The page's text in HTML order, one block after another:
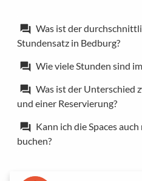
forum Was ist der
Stundensatz in Bedburg?
forum Wie viele Stunden sind
forum Was ist der Unterschied
und einer Reservierung?
forum Kann ich die Spaces
buchen?